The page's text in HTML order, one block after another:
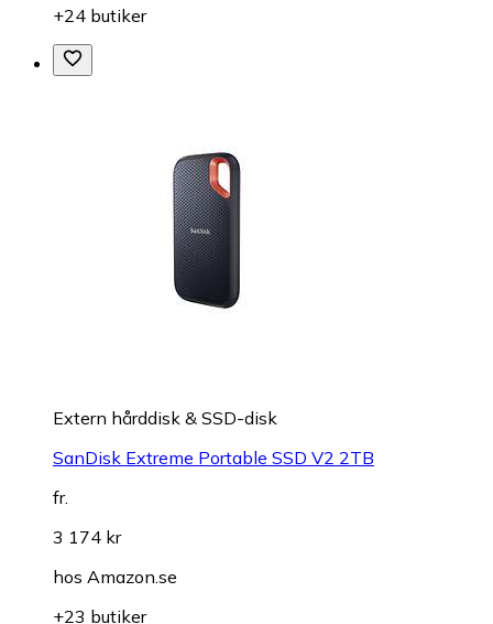
+24 butiker
Extern hårddisk & SSD-disk
SanDisk Extreme Portable SSD V2 2TB
fr.
3 174 kr
hos Amazon.se
+23 butiker